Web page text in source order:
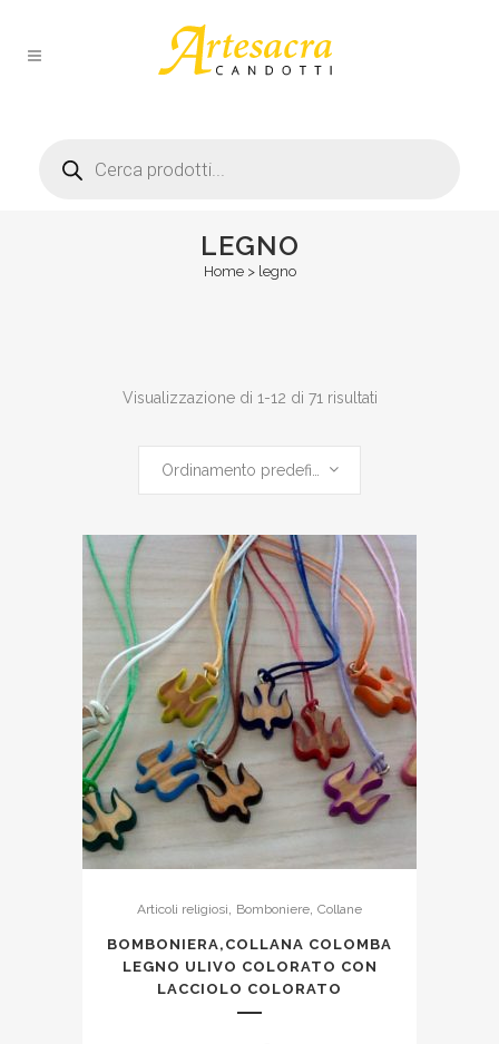
search
LEGNO
Home> legno
Visualizzazione di 1-12 di 71 risultati
Articoli religiosi Bomboniere Collane
BOMBONIERA,COLLANA COLOMBA
LEGNO ULIVO COLORATO CON
LACCIOLO COLORATO